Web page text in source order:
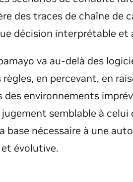
des traces de chaîne de
décision interprétable et
va au-delà des
règles, en percevant, en
des environnements
semblable à celui
base nécessaire à une
évolutive.